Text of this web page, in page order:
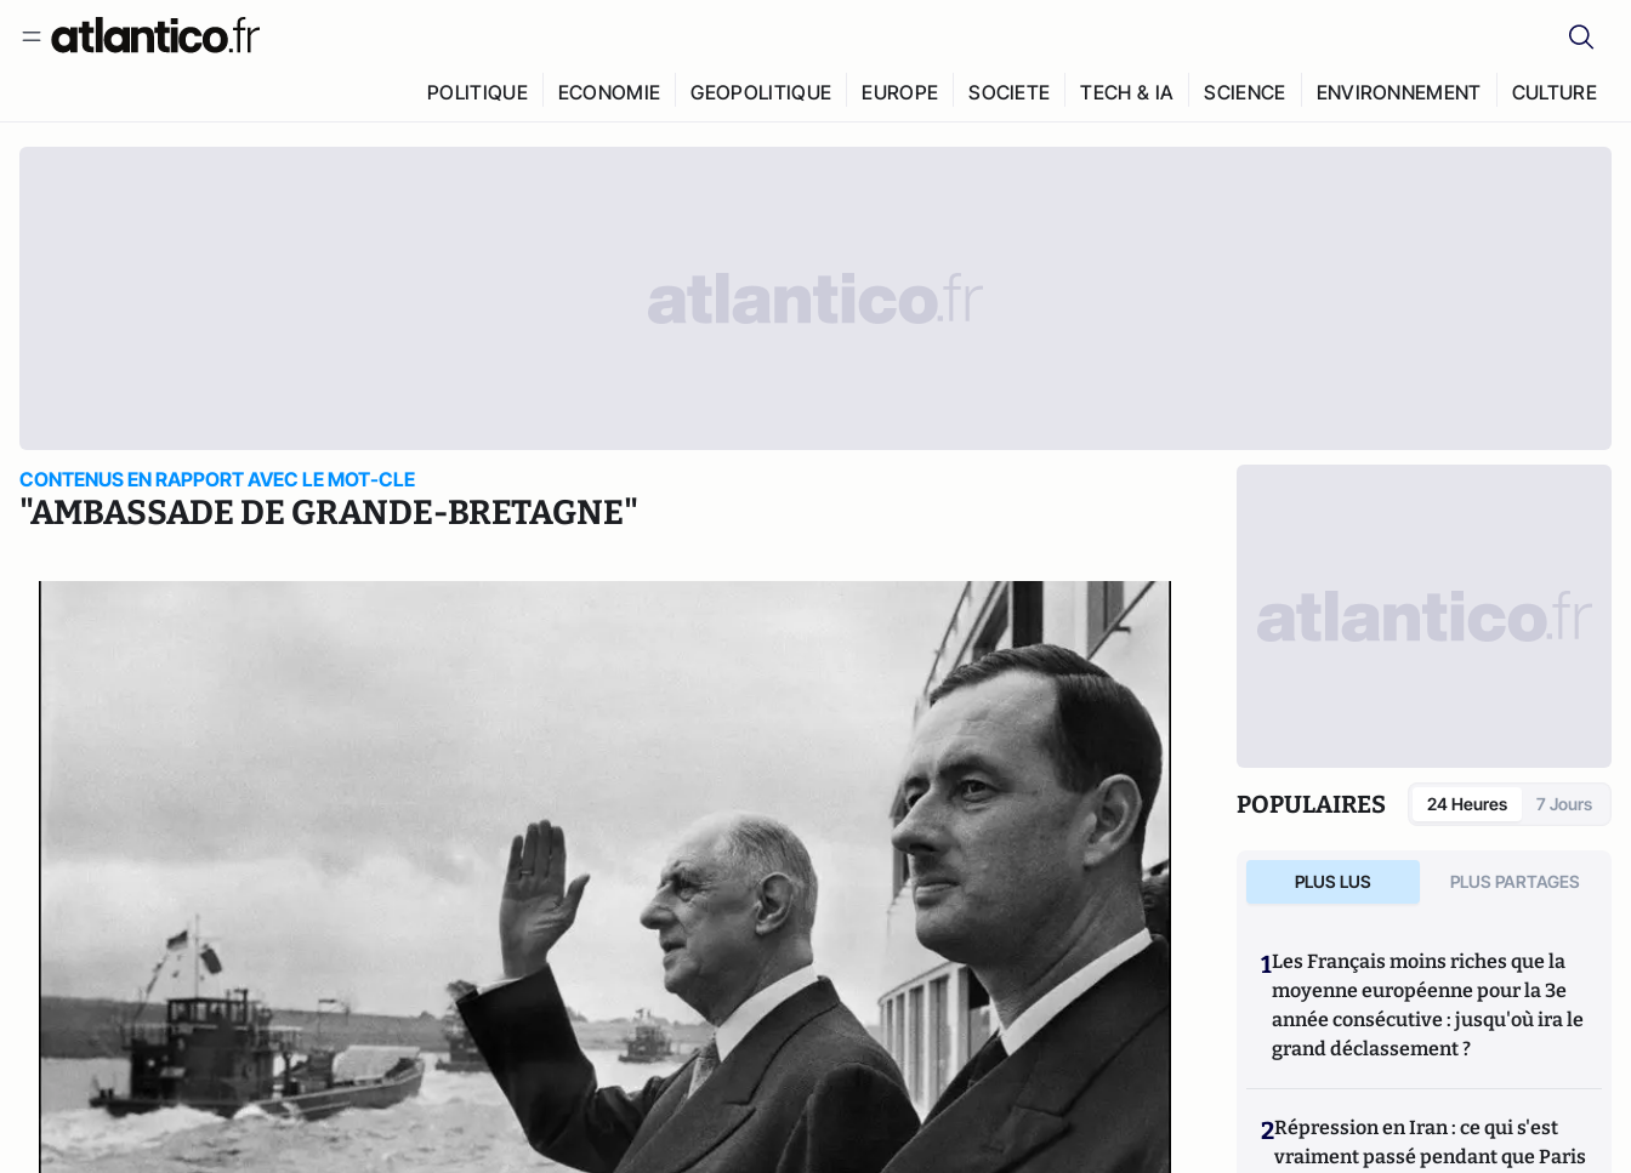
POLITIQUE ECONOMIE GEOPOLITIQUE EUROPE SOCIETE TECH & IA SCIENCE ENVIRONNEMENT CULTURE
CONTENUS EN RAPPORT AVEC LE MOT-CLE
"AMBASSADE DE GRANDE-BRETAGNE"
POPULAIRES 24 Heures 7 Jours
PLUS LUS PLUS PARTAGES
1Les Français moins riches que la
moyenne européenne pour la 3e
année consécutive : jusqu'où ira le
grand déclassement ?
2Répression en Iran : ce qui s'est
vraiment passé pendant que Paris